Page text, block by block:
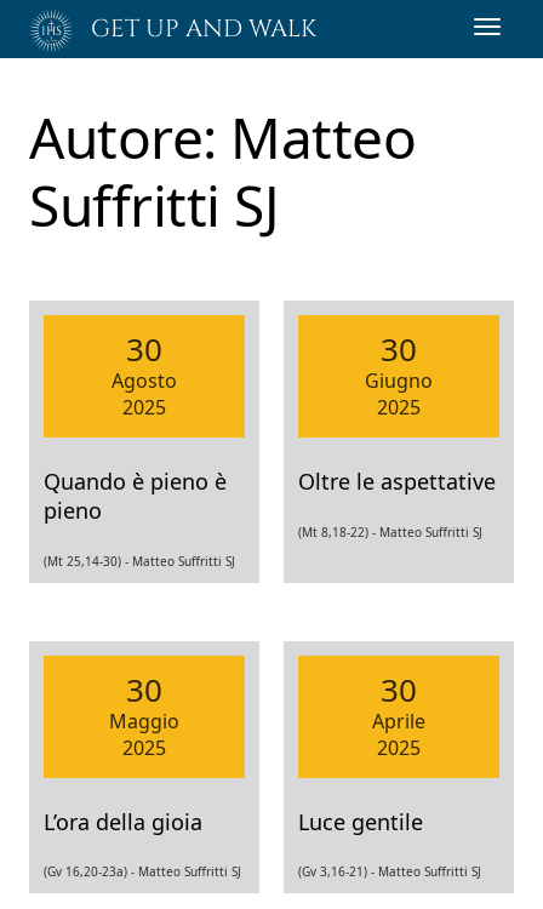
Passa
GET UP AND WALK
Autore: Matteo
Suffritti SJ
30
Agosto
2025
Quando è pieno è
pieno
(Mt 25,14-30) - Matteo Suffritti SJ
30
Giugno
2025
Oltre le aspettative
(Mt 8,18-22) - Matteo Suffritti SJ
30
Maggio
2025
L’ora della gioia
(Gv 16,20-23a) - Matteo Suffritti SJ
30
Aprile
2025
Luce gentile
(Gv 3,16-21) - Matteo Suffritti SJ